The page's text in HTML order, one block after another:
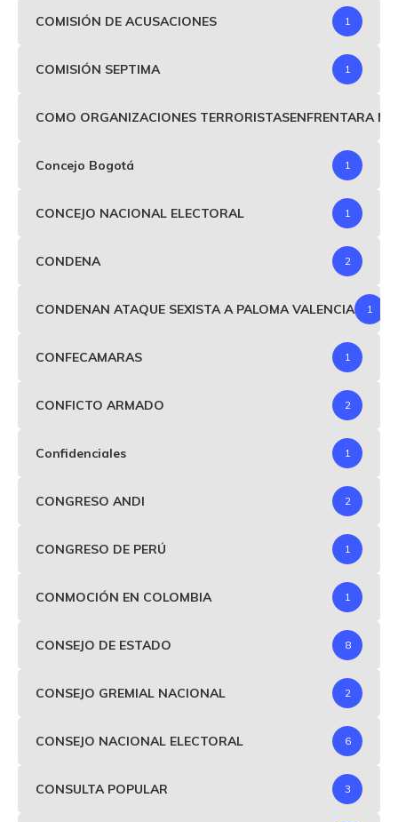
COMISIÓN DE ACUSACIONES 1
COMISIÓN SEPTIMA 1
COMO ORGANIZACIONES TERRORISTASENFRENTARA
Concejo Bogotá 1
CONCEJO NACIONAL ELECTORAL 1
CONDENA 2
CONDENAN ATAQUE SEXISTA A PALOMA VALENCIA 1
CONFECAMARAS 1
CONFICTO ARMADO 2
Confidenciales 1
CONGRESO ANDI 2
CONGRESO DE PERÚ 1
CONMOCIÓN EN COLOMBIA 1
CONSEJO DE ESTADO 8
CONSEJO GREMIAL NACIONAL 2
CONSEJO NACIONAL ELECTORAL 6
CONSULTA POPULAR 3